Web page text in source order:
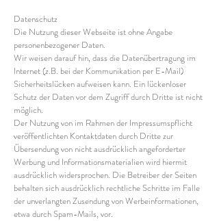
Datenschutz
Die Nutzung dieser Webseite ist ohne Angabe
personenbezogener Daten.
Wir weisen darauf hin, dass die Datenübertragung im
Internet (z.B. bei der Kommunikation per E-Mail)
Sicherheitslücken aufweisen kann. Ein lückenloser
Schutz der Daten vor dem Zugriff durch Dritte ist nicht
möglich.
Der Nutzung von im Rahmen der Impressumspflicht
veröffentlichten Kontaktdaten durch Dritte zur
Übersendung von nicht ausdrücklich angeforderter
Werbung und Informationsmaterialien wird hiermit
ausdrücklich widersprochen. Die Betreiber der Seiten
behalten sich ausdrücklich rechtliche Schritte im Falle
der unverlangten Zusendung von Werbeinformationen,
etwa durch Spam-Mails, vor.